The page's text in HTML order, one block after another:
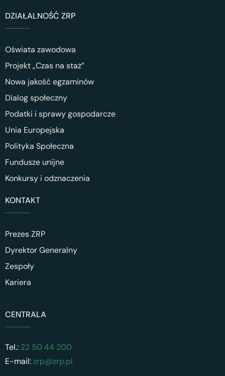
DZIAŁALNOŚĆ ZRP
Oświata zawodowa
Projekt „Czas na staż”
Nowa jakość egzaminów
Dialog społeczny
Podatki i sprawy gospodarcze
Unia Europejska
Polityka Społeczna
Fundusze unijne
Konkursy i odznaczenia
KONTAKT
Prezes ZRP
Dyrektor Generalny
Zespoły
Kariera
CENTRALA
Tel.: 22 50 44 200
E-mail:zrp@zrp.pl